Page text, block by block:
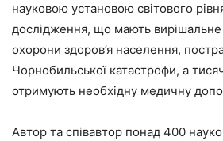
науковою установою світового
дослідження, що мають
охорони здоров’я населення,
Чорнобильської катастрофи, а
отримують необхідну медичну
Автор та співавтор понад 400